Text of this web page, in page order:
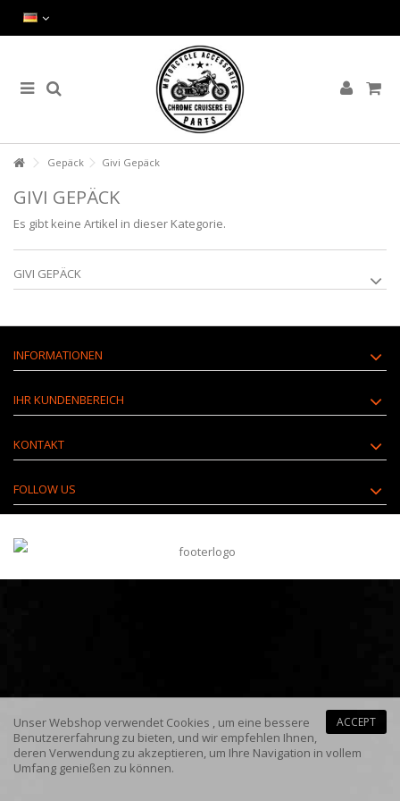
Gepäck Givi Gepäck
GIVI GEPÄCK
Es gibt keine Artikel in dieser Kategorie.
GIVI GEPÄCK
INFORMATIONEN
IHR KUNDENBEREICH
KONTAKT
FOLLOW US
ACCEPT
Unser Webshop verwendet Cookies , um eine bessere
Benutzererfahrung zu bieten, und wir empfehlen Ihnen,
deren Verwendung zu akzeptieren, um Ihre Navigation in vollem
Umfang genießen zu können.